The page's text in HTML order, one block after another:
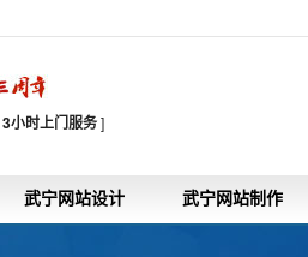
3小时上门服务]
武宁网站设计 武宁网站制作